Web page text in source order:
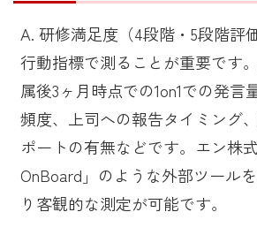
A. 研修満足度（4段階・5段階評
行動指標で測ることが重要です
属後3ヶ月時点での1on1での発言
頻度、上司への報告タイミング
ポートの有無などです。エン株
OnBoard」のような外部ツール
り客観的な測定が可能です。